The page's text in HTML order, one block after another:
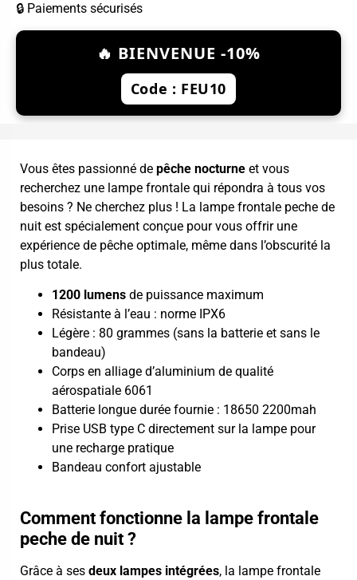
🔒 Paiements sécurisés
🔥 BIENVENUE -10%
Code : FEU10
Vous êtes passionné de pêche nocturne et vous
recherchez une lampe frontale qui répondra à tous vos
besoins ? Ne cherchez plus ! La lampe frontale peche de
nuit est spécialement conçue pour vous offrir une
expérience de pêche optimale, même dans l’obscurité la
plus totale.
1200 lumens de puissance maximum
Résistante à l’eau : norme IPX6
Légère : 80 grammes (sans la batterie et sans le
bandeau)
Corps en alliage d’aluminium de qualité
aérospatiale 6061
Batterie longue durée fournie : 18650 2200mah
Prise USB type C directement sur la lampe pour
une recharge pratique
Bandeau confort ajustable
Comment fonctionne la lampe frontale
peche de nuit ?
Grâce à ses deux lampes intégrées, la lampe frontale